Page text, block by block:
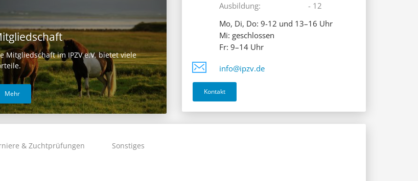
Mitgliedschaft im IPZV e.V. bietet viele
Mehr
Ausbildung:
- 12
Mo, Di, Do: 9-12 und 13–16 Uhr
Mi: geschlossen
Fr: 9–14 Uhr
info@ipzv.de
Kontakt
& Zuchtprüfungen Sonstiges